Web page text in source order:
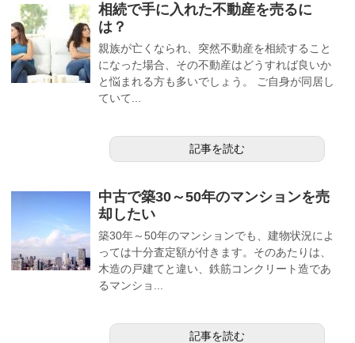
相続で手に入れた不動産を売るに
は？
親族が亡くなられ、突然不動産を相続すること
になった場合、その不動産はどうすれば良いか
と悩まれる方も多いでしょう。 ご自身が同居し
ていて...
記事を読む
中古で築30～50年のマンションを売
却したい
築30年～50年のマンションでも、建物状況によ
っては十分査定額が付きます。そのあたりは、
木造の戸建てと違い、鉄筋コンクリート造であ
るマンショ...
記事を読む